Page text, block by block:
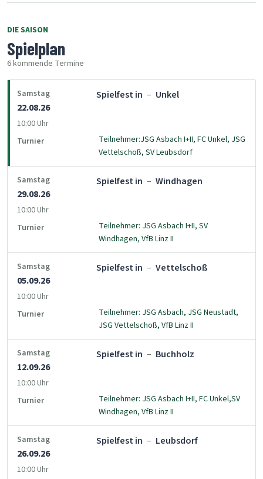
DIE SAISON
Spielplan
6 kommende Termine
Samstag
22.08.26
10:00 Uhr
Spielfest in – Unkel
Turnier
Teilnehmer:JSG Asbach I+II, FC Unkel, JSG
Vettelschoß, SV Leubsdorf
Samstag
29.08.26
10:00 Uhr
Spielfest in – Windhagen
Turnier
Teilnehmer: JSG Asbach I+II, SV
Windhagen, VfB Linz II
Samstag
05.09.26
10:00 Uhr
Spielfest in – Vettelschoß
Turnier
Teilnehmer: JSG Asbach, JSG Neustadt,
JSG Vettelschoß, VfB Linz II
Samstag
12.09.26
10:00 Uhr
Spielfest in – Buchholz
Turnier
Teilnehmer: JSG Asbach I+II, FC Unkel,SV
Windhagen, VfB Linz II
Samstag
26.09.26
10:00 Uhr
Spielfest in – Leubsdorf